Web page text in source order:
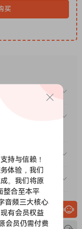
买
级包年（或终
持与信赖！
体验，我们
。我们将原
整合至本平
音频三大核心
有会员权益
会员仍需付费